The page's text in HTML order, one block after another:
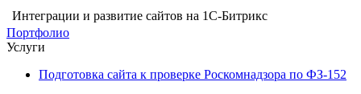
Интеграции и развитие сайтов на 1С-Битрикс
Портфолио
Услуги
Подготовка сайта к проверке Роскомнадзора по ФЗ-152